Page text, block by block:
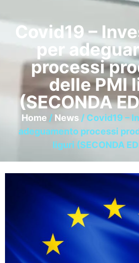
Covid19 –
per
processi
delle PMI
(SECONDA
Home / News/ Covid19 –
adeguamento processi
liguri (SECONDA